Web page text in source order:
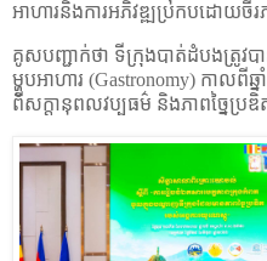
អាហារ​ និងការអភិវឌ្ឍប្រកបដោយចីរ
គូស​បញ្ជាក់​ថា ទី​ក្រុងបាត់ដំបងត្រូវប
ម្ហូបអាហារ (Gastronomy) កាលពីឆ្
ពីសក្តានុពលវប្បធម៌ និងភាពច្នៃប្